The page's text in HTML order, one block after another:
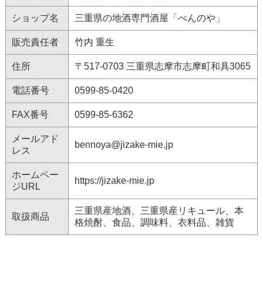
ショップ名 三重県の地酒専門酒屋「べんのや」
販売責任者 竹内 重生
住所 〒517-0703 三重県志摩市志摩町和具3065
電話番号 0599-85-0420
FAX番号 0599-85-6362
メールアド
レス
bennoya@jizake-mie.jp
ホームペー
ジURL
https://jizake-mie.jp
取扱商品
三重県産地酒、三重県産リキュール、本
格焼酎、食品、調味料、衣料品、雑貨